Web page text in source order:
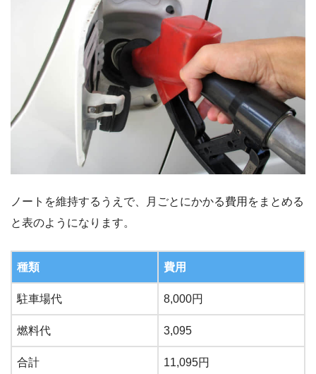
ノートを維持するうえで、月ごとにかかる費用をまとめる
と表のようになります。
種類 費用
駐車場代 8,000円
燃料代 3,095
合計 11,095円